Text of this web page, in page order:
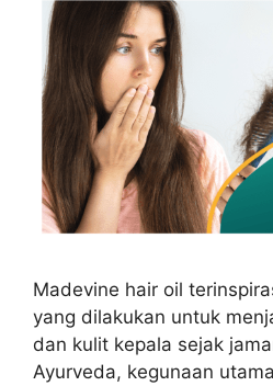
Madevine hair oil
yang dilakukan untuk
dan kulit kepala sejak
Ayurveda, kegunaan